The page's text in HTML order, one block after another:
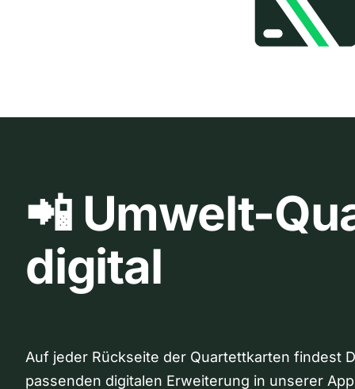
📲 Umwelt-
digital
Auf jeder Rückseite der Quartettkarten findest
passenden digitalen Erweiterung in unserer